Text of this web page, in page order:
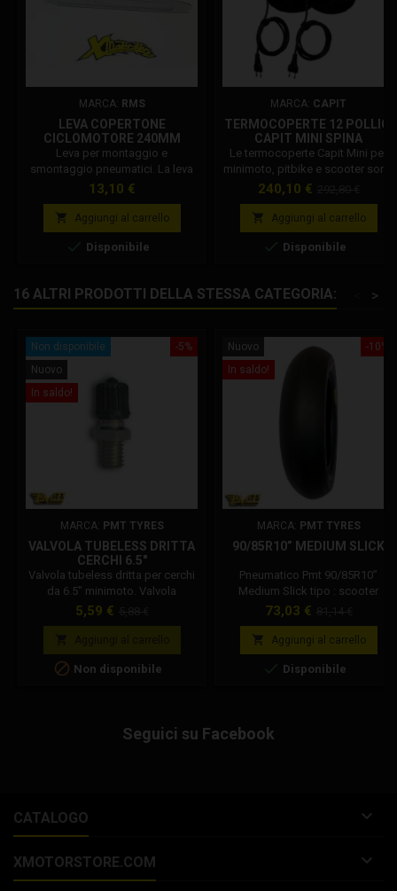
MARCA: RMS
LEVA COPERTONE
CICLOMOTORE 240MM
Leva per montaggio e
smontaggio pneumatici. La leva
consente di rimuovere o inserire
Prezzo
13,10 €
 Aggiungi al carrello
 Disponibile
MARCA: CAPIT
TERMOCOPERTE 12 POLLICI
CAPIT MINI SPINA
Le termocoperte Capit Mini per
minimoto, pitbike e scooter sono
semplici nella forma ma grandi
pratiche ed efficienti, le più
vendute nel Mondo. Disponibili in
varie misure e colori sono
230 Volt) - americana (USA - 110
Volt) - australiana (AUS - 240
Prezzo
240,10 €
base
 Aggiungi al carrello
 Disponibile
16 ALTRI PRODOTTI DELLA STESSA CATEGORIA: >
-5%
Non disponibile
Nuovo
In saldo!
MARCA: PMT TYRES
VALVOLA TUBELESS DRITTA
CERCHI 6.5"
Valvola tubeless dritta per cerchi
da 6.5" minimoto. Valvola
compatibile con: Dm, Stamas, ed
Prezzo
5,59 €
 Non disponibile
-10%
Nuovo
In saldo!
MARCA: PMT TYRES
90/85R10” MEDIUM SLICK
Pneumatico Pmt 90/85R10”
Medium Slick tipo : scooter
minimotard pitbike durezza : 55
mm spalla gomma : 85 utilizzo :
asciutto mescola : racing
medium pressione consigliata :
Prezzo
73,03 €
base
 Aggiungi al carrello
 Disponibile
Seguici su Facebook
CATALOGO 
XMOTORSTORE.COM 